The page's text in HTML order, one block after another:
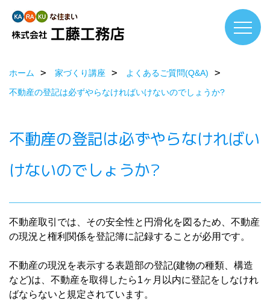
ホーム 家づくり講座
よくあるご質問(Q&A)
不動産の登記は必ずやらなければいけないのでしょうか?
不動産の登記は必ずやらなければい
けないのでしょうか?
不動産取引では、その安全性と円滑化を図るため、不動産
の現況と権利関係を登記簿に記録することが必用です。
不動産の現況を表示する表題部の登記(建物の種類、構造
など)は、不動産を取得したら1ヶ月以内に登記をしなけれ
ばならないと規定されています。